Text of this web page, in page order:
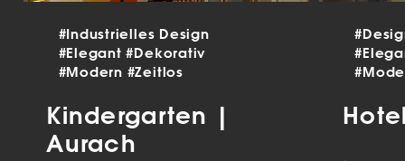
#Industrielles Design
#Elegant#Dekorativ
#Modern #Zeitlos
Kindergarten |
Aurach